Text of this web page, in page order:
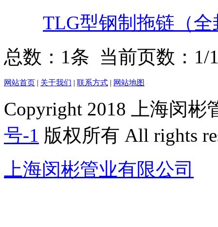
TLG型钢制拖链（全
总数：1条 当前页数： 1/
网站首页 | 关于我们 | 联系方式 | 网站地图
Copyright 2018 上海闵
号-1 版权所有 All rights
上海闵彬管业有限公司